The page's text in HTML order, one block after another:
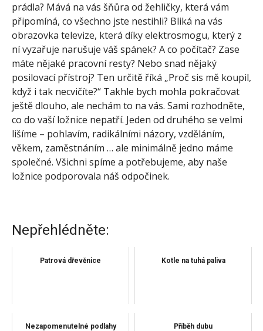
prádla? Mává na vás šňůra od žehličky, která vám
připomíná, co všechno jste nestihli? Bliká na vás
obrazovka televize, která díky elektrosmogu, který z
ní vyzařuje narušuje váš spánek? A co počítač? Zase
máte nějaké pracovní resty? Nebo snad nějaký
posilovací přístroj? Ten určitě říká „Proč sis mě koupil,
když i tak necvičíte?“ Takhle bych mohla pokračovat
ještě dlouho, ale nechám to na vás. Sami rozhodněte,
co do vaší ložnice nepatří. Jeden od druhého se velmi
lišíme – pohlavím, radikálními názory, vzděláním,
věkem, zaměstnáním … ale minimálně jedno máme
společné. Všichni spíme a potřebujeme, aby naše
ložnice podporovala náš odpočinek.
Nepřehlédněte:
Patrová dřevěnice Kotle na tuhá paliva
Nezapomenutelné podlahy Příběh dubu